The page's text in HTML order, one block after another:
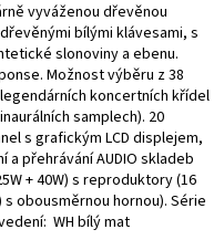
vyváženou dřevěnou
bílými klávesami, s
slonoviny a ebenu.
Možnost výběru z 38
koncertních křídel
samplech). 20
s grafickým LCD displejem,
a přehrávání AUDIO skladeb
+ 40W) s reproduktory (16
obousměrnou hornou). Série
WH bílý mat